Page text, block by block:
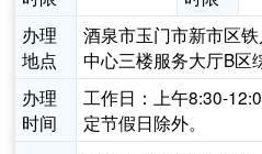
办理
地点
酒泉市玉门市新市区
中心三楼服务大厅B区
办理
时间
工作日：上午8:30-
定节假日除外。